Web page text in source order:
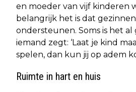
en moeder van vijf kinderen
belangrijk het is dat
ondersteunen. Soms is het al
iemand zegt: ‘Laat je kind
spelen, dan kun jij op adem
Ruimte in hart en huis